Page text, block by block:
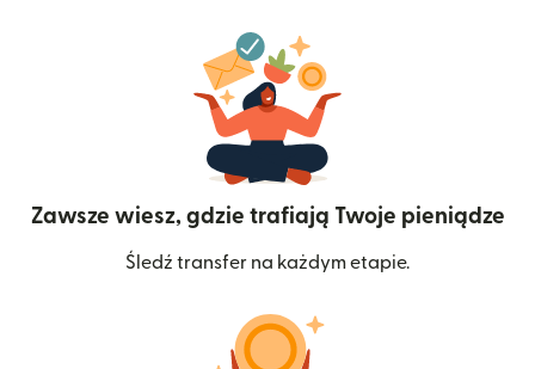
Zawsze wiesz, gdzie trafiają Twoje pieniądze
Śledź transfer na każdym etapie.